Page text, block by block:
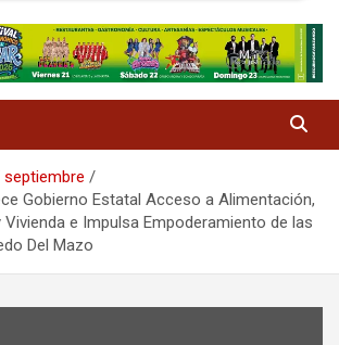
septiembre
Gobierno Estatal Acceso a Alimentación,
Vivienda e Impulsa Empoderamiento de las
Del Mazo